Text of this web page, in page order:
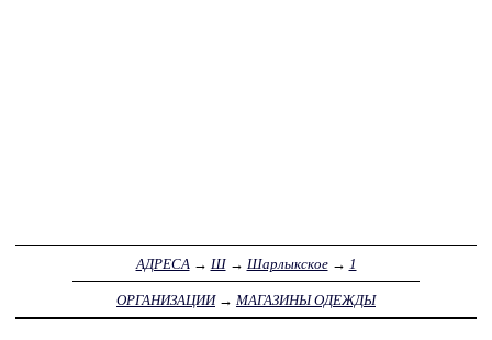
АДРЕСА → Ш→ Шарлыкское→ 1
ОРГАНИЗАЦИИ→ МАГАЗИНЫ ОДЕЖДЫ